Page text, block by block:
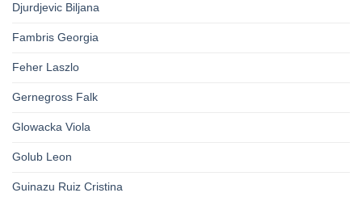
Djurdjevic Biljana
Fambris Georgia
Feher Laszlo
Gernegross Falk
Glowacka Viola
Golub Leon
Guinazu Ruiz Cristina